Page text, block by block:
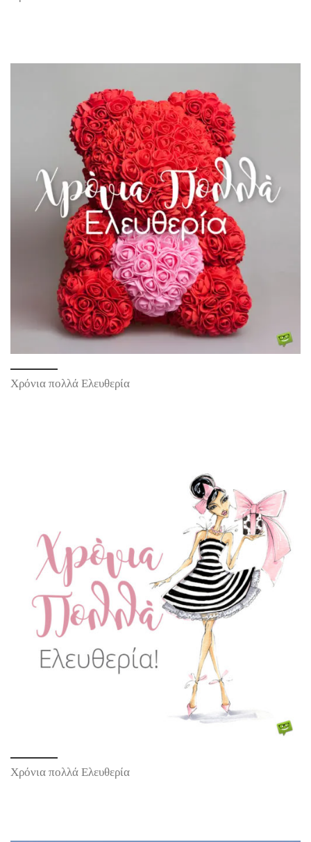
Χρόνια πολλά Ελευθερία
Χρόνια πολλά Ελευθερία